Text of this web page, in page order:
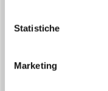
Statistiche
Marketing